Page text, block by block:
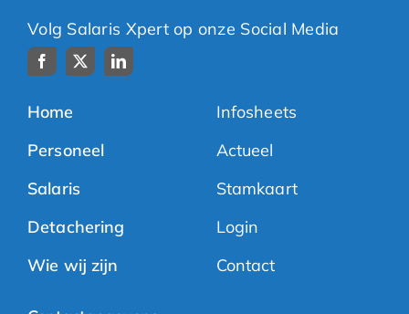
Volg Salaris Xpert op onze Social Media
Home
Personeel
Salaris
Detachering
Wie wij zijn
Infosheets
Actueel
Stamkaart
Login
Contact